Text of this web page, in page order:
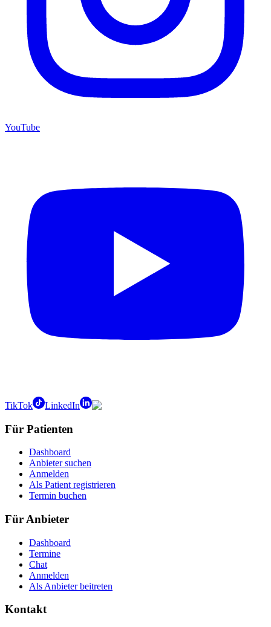
YouTube
TikTok LinkedIn
Für Patienten
Dashboard
Anbieter suchen
Anmelden
Als Patient registrieren
Termin buchen
Für Anbieter
Dashboard
Termine
Chat
Anmelden
Als Anbieter beitreten
Kontakt